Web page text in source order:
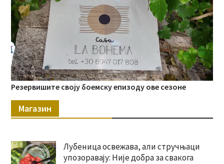
Резервишите своју боемску епизоду ове сезоне
Магазин
Лубеница освежава, али стручњаци
упозоравају: Није добра за свакога